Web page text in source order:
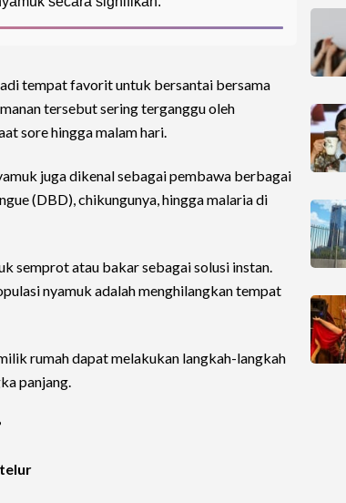
tempat favorit untuk bersantai bersama
tersebut sering terganggu oleh
sore hingga malam hari.
juga dikenal sebagai pembawa berbagai
(DBD), chikungunya, hingga malaria di
semprot atau bakar sebagai solusi instan.
nyamuk adalah menghilangkan tempat
rumah dapat melakukan langkah-langkah
panjang.